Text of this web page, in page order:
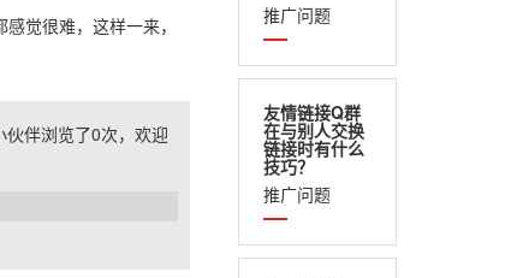
推广问题
友情链接Q群
在与别人交换
链接时有什么
技巧？
推广问题
觉很难，这样一来，
伙伴浏览了0次，欢迎